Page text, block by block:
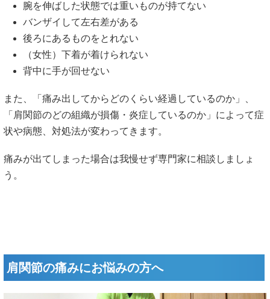
腕を伸ばした状態では重いものが持てない
バンザイして左右差がある
後ろにあるものをとれない
（女性）下着が着けられない
背中に手が回せない
また、「痛み出してからどのくらい経過しているのか」、
「肩関節のどの組織が損傷・炎症しているのか」によって症
状や病態、対処法が変わってきます。
痛みが出てしまった場合は我慢せず専門家に相談しましょ
う。
肩関節の痛みにお悩みの方へ